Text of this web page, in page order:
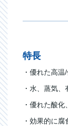
特長
・優れた高
・水、蒸気
・優れた酸
・効果的に